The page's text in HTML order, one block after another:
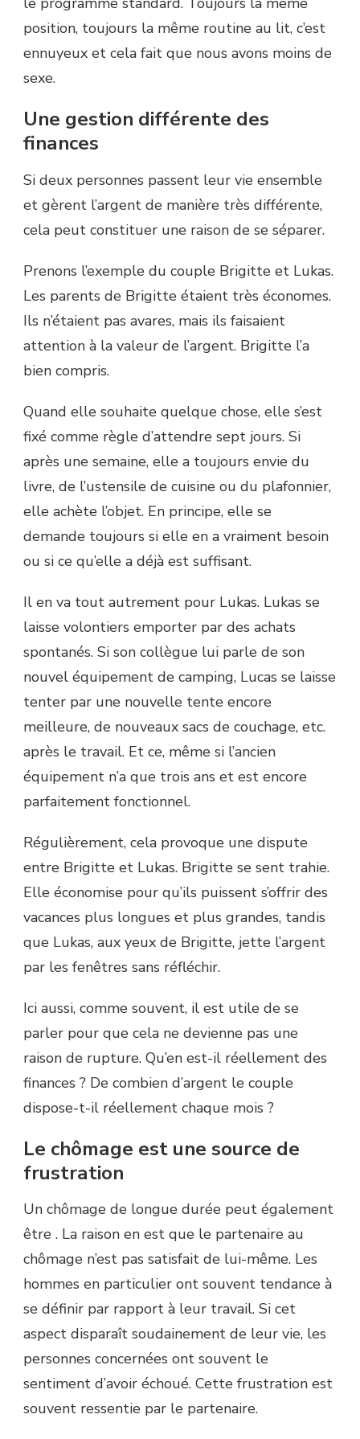
position, toujours la même routine au lit, c’est
ennuyeux et cela fait que nous avons moins de
sexe.
Une gestion différente des
finances
Si deux personnes passent leur vie ensemble
et gèrent l’argent de manière très différente,
cela peut constituer une raison de se séparer.
Prenons l’exemple du couple Brigitte et Lukas.
Les parents de Brigitte étaient très économes.
Ils n’étaient pas avares, mais ils faisaient
attention à la valeur de l’argent. Brigitte l’a
bien compris.
Quand elle souhaite quelque chose, elle s’est
fixé comme règle d’attendre sept jours. Si
après une semaine, elle a toujours envie du
livre, de l’ustensile de cuisine ou du plafonnier,
elle achète l’objet. En principe, elle se
demande toujours si elle en a vraiment besoin
ou si ce qu’elle a déjà est suffisant.
Il en va tout autrement pour Lukas. Lukas se
laisse volontiers emporter par des achats
spontanés. Si son collègue lui parle de son
nouvel équipement de camping, Lucas se laisse
tenter par une nouvelle tente encore
meilleure, de nouveaux sacs de couchage, etc.
après le travail. Et ce, même si l’ancien
équipement n’a que trois ans et est encore
parfaitement fonctionnel.
Régulièrement, cela provoque une dispute
entre Brigitte et Lukas. Brigitte se sent trahie.
Elle économise pour qu’ils puissent s’offrir des
vacances plus longues et plus grandes, tandis
que Lukas, aux yeux de Brigitte, jette l’argent
par les fenêtres sans réfléchir.
Ici aussi, comme souvent, il est utile de se
parler pour que cela ne devienne pas une
raison de rupture. Qu’en est-il réellement des
finances ? De combien d’argent le couple
dispose-t-il réellement chaque mois ?
Le chômage est une source de
frustration
Un chômage de longue durée peut également
être . La raison en est que le partenaire au
chômage n’est pas satisfait de lui-même. Les
hommes en particulier ont souvent tendance à
se définir par rapport à leur travail. Si cet
aspect disparaît soudainement de leur vie, les
personnes concernées ont souvent le
sentiment d’avoir échoué. Cette frustration est
souvent ressentie par le partenaire.